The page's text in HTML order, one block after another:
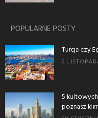
POPULARNE POSTY
Turcja czy
2
5
poznasz